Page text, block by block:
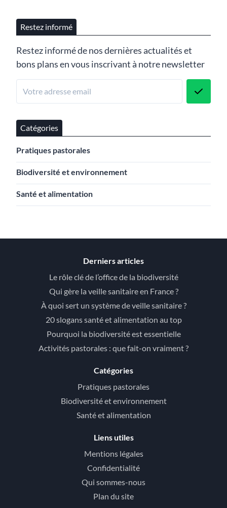
Restez informé
Restez informé de nos dernières actualités et
bons plans en vous inscrivant à notre newsletter
Catégories
Pratiques pastorales
Biodiversité et environnement
Santé et alimentation
Derniers articles
Le rôle clé de l’office de la biodiversité
Qui gère la veille sanitaire en France ?
À quoi sert un système de veille sanitaire ?
20 slogans santé et alimentation au top
Pourquoi la biodiversité est essentielle
Activités pastorales : que fait-on vraiment ?
Catégories
Pratiques pastorales
Biodiversité et environnement
Santé et alimentation
Liens utiles
Mentions légales
Confidentialité
Qui sommes-nous
Plan du site